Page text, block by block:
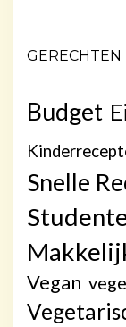
GERECHTEN
Budget
Snelle
Vegan